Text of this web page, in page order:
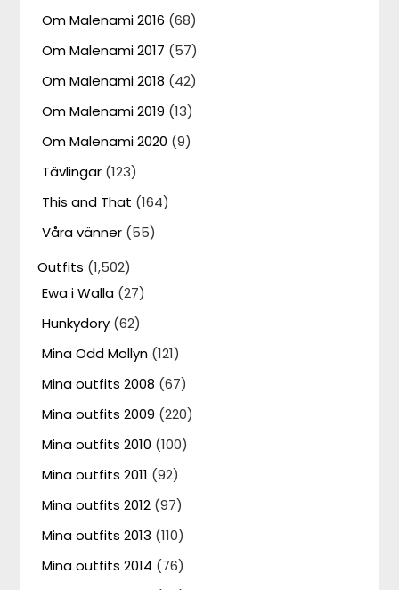
Om Malenami 2016 (68)
Om Malenami 2017 (57)
Om Malenami 2018 (42)
Om Malenami 2019 (13)
Om Malenami 2020 (9)
Tävlingar (123)
This and That (164)
Våra vänner (55)
Outfits (1,502)
Ewa i Walla (27)
Hunkydory (62)
Mina Odd Mollyn (121)
Mina outfits 2008 (67)
Mina outfits 2009 (220)
Mina outfits 2010 (100)
Mina outfits 2011 (92)
Mina outfits 2012 (97)
Mina outfits 2013 (110)
Mina outfits 2014 (76)